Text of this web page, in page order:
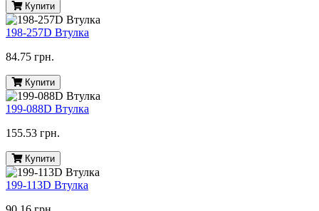
Купити
198-257D Втулка
84.75 грн.
Купити
199-088D Втулка
155.53 грн.
Купити
199-113D Втулка